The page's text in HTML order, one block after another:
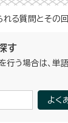
る質問とその
す
行う場合は、単